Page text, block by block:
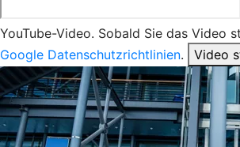
YouTube-Video. Sobald Sie das Video
Google Datenschutzrichtlinien. Video